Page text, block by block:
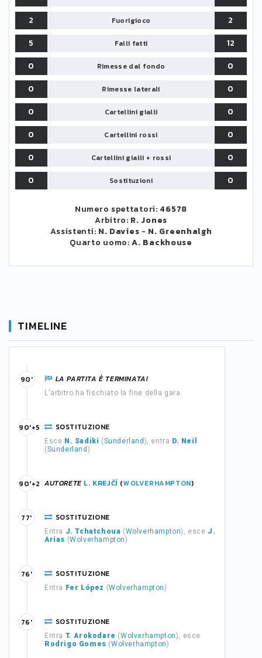
2
Fuorigioco
2
5
Falli fatti
12
0
Rimesse dal fondo
0
0
Rimesse laterali
0
0
Cartellini gialli
0
0
Cartellini rossi
0
0
Cartellini gialli + rossi
0
0
Sostituzioni 0
Numero spettatori: 46578
Arbitro: R. Jones
Assistenti: N. Davies - N. Greenhalgh
Quarto uomo:A. Backhouse
TIMELINE
LA PARTITA È TERMINATA!
L'arbitro ha fischiato la fine della gara.
90'
SOSTITUZIONE
Esce N. Sadiki (Sunderland ), entra D. Neil
(Sunderland )
90'+5
AUTORETE L. KREJČÍ (WOLVERHAMPTON)
90'+2
SOSTITUZIONE
Entra J. Tchatchoua (Wolverhampton), esce J.
Arias (Wolverhampton)
77'
SOSTITUZIONE
Entra Fer López (Wolverhampton)
76'
SOSTITUZIONE
Entra T. Arokodare (Wolverhampton), esce
Rodrigo Gomes (Wolverhampton)
76'